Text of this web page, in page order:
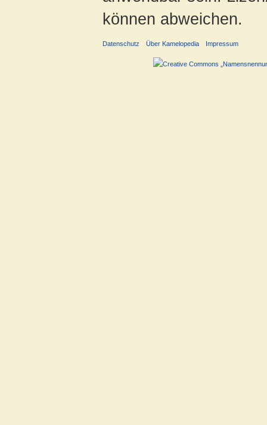
können abweichen.
Datenschutz Über Kamelopedia Impressum